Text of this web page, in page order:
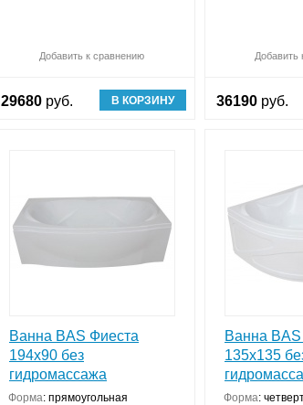
Обновляю список
Добавить к сравнению Обновляю список
29680 руб. В КОРЗИНУ
Добавить
36190 руб.
Ванна BAS Фиеста
194x90 без
гидромассажа
Форма: прямоугольная
Ванна
135x135
Форма: